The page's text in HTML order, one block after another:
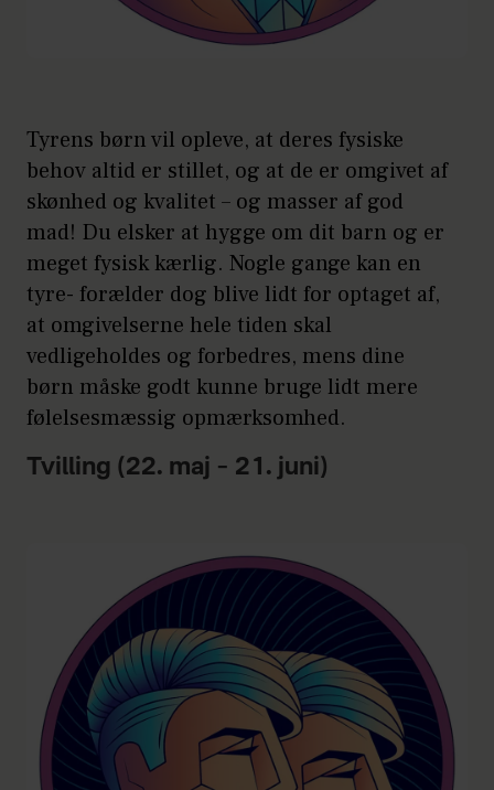
Tyrens børn vil opleve, at deres fysiske
behov altid er stillet, og at de er omgivet af
skønhed og kvalitet – og masser af god
mad! Du elsker at hygge om dit barn og er
meget fysisk kærlig. Nogle gange kan en
tyre- forælder dog blive lidt for optaget af,
at omgivelserne hele tiden skal
vedligeholdes og forbedres, mens dine
børn måske godt kunne bruge lidt mere
følelsesmæssig opmærksomhed.
Tvilling (22. maj – 21. juni)